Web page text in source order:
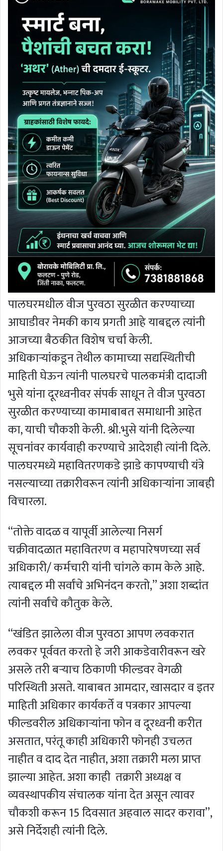
पालघरमधील वीज पुरवठा सुरळीत करण्याच्या
आघाडीवर नेमकी काय प्रगती आहे याबद्दल त्यांनी
आजच्या बैठकीत विशेष चर्चा केली.
अधिकाऱ्यांकडून तेथील कामाच्या सद्यस्थितीची
माहिती घेऊन त्यांनी पालघरचे पालकमंत्री दादाजी
भुसे यांना दूरध्वनीवर संपर्क साधून ते वीज पुरवठा
सुरळीत करण्याच्या कामाबाबत समाधानी आहेत
का, याची चौकशी केली. श्री.भुसे यांनी दिलेल्या
सूचनांवर कार्यवाही करण्याचे आदेशही त्यांनी दिले.
पालघरमध्ये महावितरणकडे झाडे कापण्याची यंत्रे
नसल्याच्या तक्रारीवरून त्यांनी अधिकाऱ्यांना जाबही
विचारला.
“तोक्ते वादळ व यापूर्वी आलेल्या निसर्ग
चक्रीवादळात महावितरण व महापारेषणच्या सर्व
अधिकारी/ कर्मचारी यांनी चांगले काम केले आहे.
त्याबद्दल मी सर्वांचे अभिनंदन करतो,” अशा शब्दांत
त्यांनी सर्वांचे कौतुक केले.
“खंडित झालेला वीज पुरवठा आपण लवकरात
लवकर पूर्ववत करतो हे जरी आकडेवारीवरून खरे
असले तरी बऱ्याच ठिकाणी फील्डवर वेगळी
परिस्थिती असते. याबाबत आमदार, खासदार व इतर
माहिती अधिकार कार्यकर्ते व पत्रकार आपल्या
फील्डवरील अधिकाऱ्यांना फोन व दूरध्वनी करीत
असतात, परंतू काही अधिकारी फोनही उचलत
नाहीत व दाद देत नाहीत, अशा तक्रारी मला प्राप्त
झाल्या आहेत. अशा काही तक्रारी अध्यक्ष व
व्यवस्थापकीय संचालक यांना देत असून त्यावर
चौकशी करून 15 दिवसात अहवाल सादर करावा”,
असे निर्देशही त्यांनी दिले.